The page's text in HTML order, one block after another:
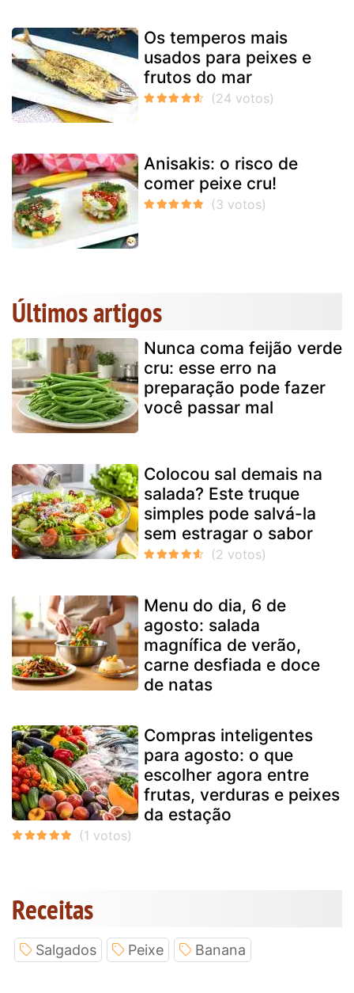
Os temperos mais
usados para peixes e
frutos do mar
Anisakis: o risco de
comer peixe cru!
Últimos artigos
Nunca coma feijão verde
cru: esse erro na
preparação pode fazer
você passar mal
Colocou sal demais na
salada? Este truque
simples pode salvá-la
sem estragar o sabor
Menu do dia, 6 de
agosto: salada
magnífica de verão,
carne desfiada e doce
de natas
Compras inteligentes
para agosto: o que
escolher agora entre
frutas, verduras e peixes
da estação
Receitas
Salgados Peixe Banana